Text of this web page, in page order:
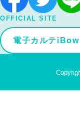
OFFICIAL SITE
電子カルテ